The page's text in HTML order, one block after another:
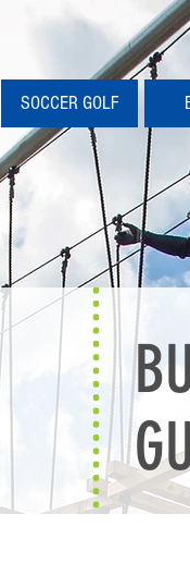
SOCCER GOLF